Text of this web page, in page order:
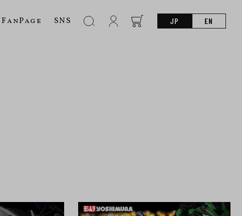
FanPage SNS JP EN